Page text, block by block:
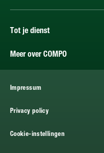
Tot je dienst
Meer over COMPO
Impressum
Privacy policy
Cookie-instellingen